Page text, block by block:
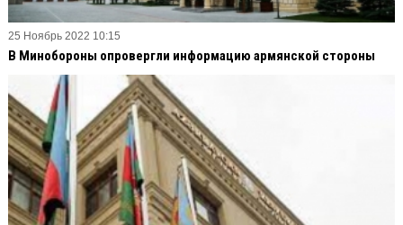
25 Ноябрь 2022 10:15
В Минобороны опровергли информацию армянской стороны